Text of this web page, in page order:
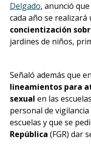
Delgado, anunció
cada año se realizará
concientización
jardines de niños,
Señaló además que
lineamientos para
sexual en las
personal de
escuelas y que se
República (FGR) dar